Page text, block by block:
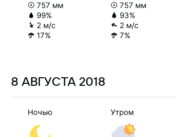
757 мм
99%
2 м/с
17%
757 мм
93%
2 м/с
7%
8 АВГУСТА 2018
Ночью Утром